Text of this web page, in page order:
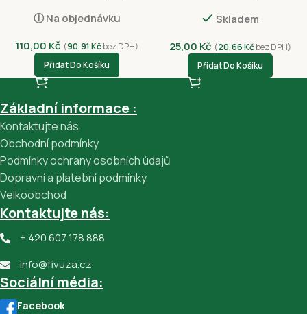
ⓘ Na objednávku
110,00 Kč (90,91 Kčbez DPH)
Přidat Do Košíku
Skladem
25,00 Kč (20,66Kčbez DPH)
Přidat Do Košíku
Základní informace :
Kontaktujte nás
Obchodní podmínky
Podmínky ochrany osobních údajů
Dopravní a platební podmínky
Velkoobchod
Kontaktujte nás:
+ 420 607 178 888
info@fivuza.cz
Sociální média:
Facebook